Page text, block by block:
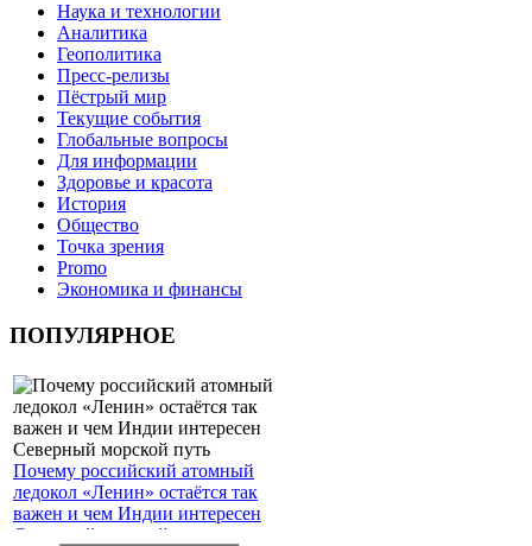
Наука и технологии
Аналитика
Геополитика
Пресс-релизы
Пёстрый мир
Текущие события
Глобальные вопросы
Для информации
Здоровье и красота
История
Общество
Точка зрения
Promo
Экономика и финансы
ПОПУЛЯРНОЕ
Почему российский атомный
ледокол «Ленин» остаётся так
важен и чем Индии интересен
Северный морской путь